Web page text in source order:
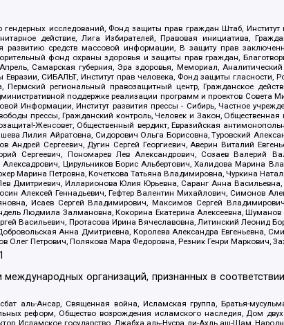
исследований, Фонд защиты прав граждан Штаб,
действие, Лига Избирателей, Правовая инициатива,
средств массовой информации, В защиту прав
фонд охраны здоровья и защиты прав граждан,
Самарская губерния, Эра здоровья, Мемориал,
СИБАЛЬТ, Институт прав человека, Фонд защиты гласности,
региональный правозащитный центр, Гражданское
поддержке реализации программ и проектов Совета
Информации, Институт развития прессы - Сибирь, Частное
прессы, Гражданский контроль, Человек и Закон,
Женсовет, Общественный вердикт, Евразийская
Лилия Айратовна, Сидорович Ольга Борисовна, Туровский
Сергеевич, Дугин Сергей Георгиевич, Аверин Виталий
Сергеевич, Пономарев Лев Александрович, Созаев Валерий
Цирульников Борис Альбертович, Халидова Марина
Марина Петровна, Кочеткова Татьяна Владимировна, Чуркина
Дмитриевич, Илларионова Юлия Юрьевна, Саранг Анна
Алексей Геннадьевич, Гефтер Валентин Михайлович, Симонов
Исаев Сергей Владимирович, Максимов Сергей
Людмила Залмановна, Кокорина Екатерина Алексеевна,
Васильевич, Протасова Ирина Вячеславовна, Литинский Леонид
Анна Дмитриевна, Королева Александра Евгеньевна,
Петрович, Полякова Мара Федоровна, Резник Генри Маркович,
организаций, признанных в
аль-Ансар, Священная война, Исламская группа, Братья-
реформ, Общество возрождения исламского наследия, Дом
Исламское государство, Джабха аль-Нусра ли-Ахль аш-Шам,